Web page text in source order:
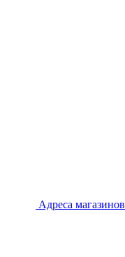
Адреса магазинов